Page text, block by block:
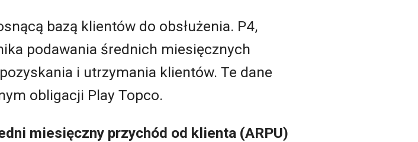
bazą klientów do obsłużenia. P4,
podawania średnich miesięcznych
i utrzymania klientów. Te dane
obligacji Play Topco.
miesięczny przychód od klienta (ARPU)